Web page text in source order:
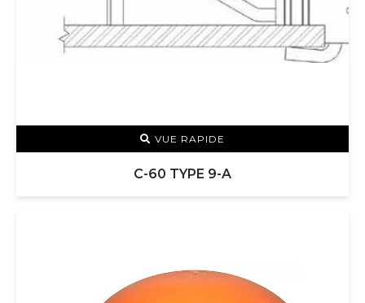
VUE RAPIDE
C-60 TYPE 9-A